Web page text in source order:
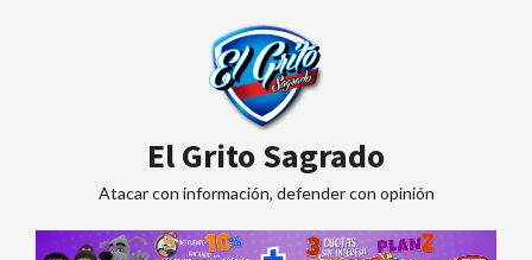
El Grito Sagrado
Atacar con información, defender con opinión